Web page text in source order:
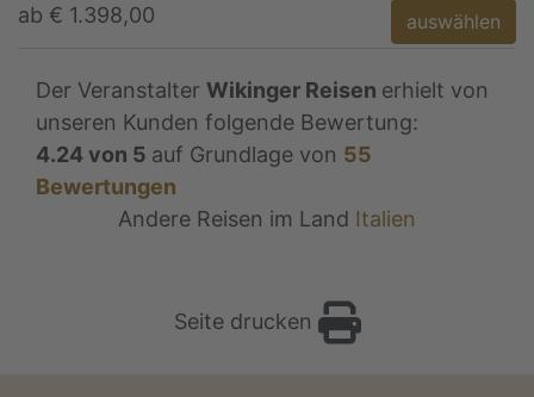
ab € 1.398,00
auswählen
Der Veranstalter Wikinger Reisen erhielt von
unseren Kunden folgende Bewertung:
4.24von 5 auf Grundlage von 55
Bewertungen
Andere Reisen im Land Italien
Seite drucken